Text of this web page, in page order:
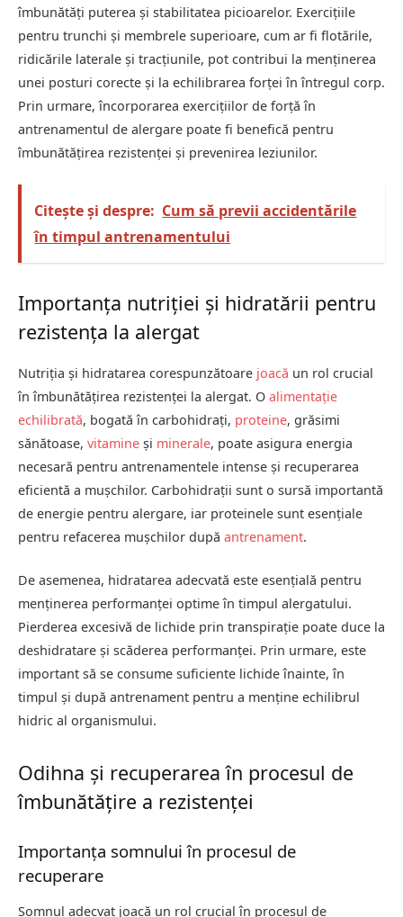
îmbunătăți puterea și stabilitatea picioarelor. Exercițiile
pentru trunchi și membrele superioare, cum ar fi flotările,
ridicările laterale și tracțiunile, pot contribui la menținerea
unei posturi corecte și la echilibrarea forței în întregul corp.
Prin urmare, încorporarea exercițiilor de forță în
antrenamentul de alergare poate fi benefică pentru
îmbunătățirea rezistenței și prevenirea leziunilor.
Citește și despre: Cum să previi accidentările
în timpul antrenamentului
Importanța nutriției și hidratării pentru
rezistența la alergat
Nutriția și hidratarea corespunzătoare joacă un rol crucial
în îmbunătățirea rezistenței la alergat. O alimentație
echilibrată, bogată în carbohidrați, proteine, grăsimi
sănătoase, vitamine și minerale, poate asigura energia
necesară pentru antrenamentele intense și recuperarea
eficientă a mușchilor. Carbohidrații sunt o sursă importantă
de energie pentru alergare, iar proteinele sunt esențiale
pentru refacerea mușchilor după antrenament.
De asemenea, hidratarea adecvată este esențială pentru
menținerea performanței optime în timpul alergatului.
Pierderea excesivă de lichide prin transpirație poate duce la
deshidratare și scăderea performanței. Prin urmare, este
important să se consume suficiente lichide înainte, în
timpul și după antrenament pentru a menține echilibrul
hidric al organismului.
Odihna și recuperarea în procesul de
îmbunătățire a rezistenței
Importanța somnului în procesul de
recuperare
Somnul adecvat joacă un rol crucial în procesul de